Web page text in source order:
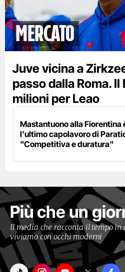
mercato
Juve vicina a
passo dalla Roma.
milioni per Leao
Mastantuono alla Fiorentina
l'ultimo capolavoro di
"Competitiva e duratura"
Più che un
Il media che racconta il tempo in
viviamo con occhi moderni